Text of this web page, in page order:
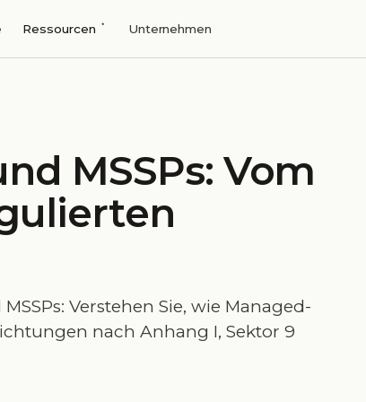
Ressourcen Unternehmen
MSSPs: Vom
Verstehen Sie, wie Managed-
nach Anhang I, Sektor 9